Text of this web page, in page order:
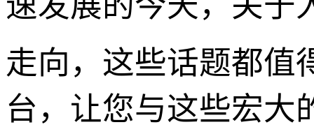
走向，这些话题都值
台，让您与这些宏大